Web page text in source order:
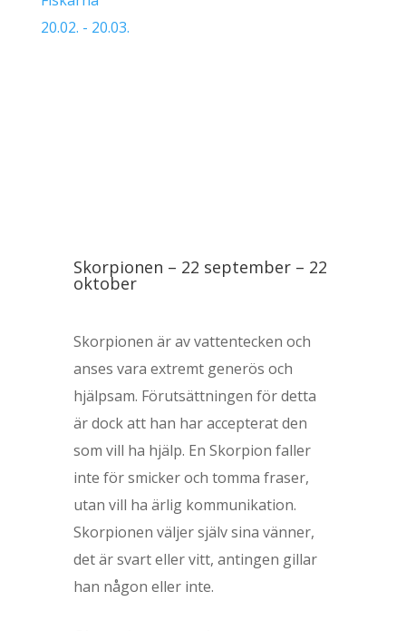
20.02. - 20.03.
Skorpionen – 22 september – 22
oktober
Skorpionen är av vattentecken och
anses vara extremt generös och
hjälpsam. Förutsättningen för detta
är dock att han har accepterat den
som vill ha hjälp. En Skorpion faller
inte för smicker och tomma fraser,
utan vill ha ärlig kommunikation.
Skorpionen väljer själv sina vänner,
det är svart eller vitt, antingen gillar
han någon eller inte.